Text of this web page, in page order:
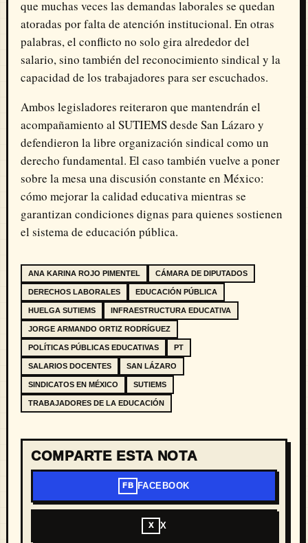
que muchas veces las demandas laborales se quedan
atoradas por falta de atención institucional. En otras
palabras, el conflicto no solo gira alrededor del
salario, sino también del reconocimiento sindical y la
capacidad de los trabajadores para ser escuchados.
Ambos legisladores reiteraron que mantendrán el
acompañamiento al SUTIEMS desde San Lázaro y
defendieron la libre organización sindical como un
derecho fundamental. El caso también vuelve a poner
sobre la mesa una discusión constante en México:
cómo mejorar la calidad educativa mientras se
garantizan condiciones dignas para quienes sostienen
el sistema de educación pública.
ANA KARINA ROJO PIMENTEL CÁMARA DE DIPUTADOS
DERECHOS LABORALES EDUCACIÓN PÚBLICA
HUELGA SUTIEMS INFRAESTRUCTURA EDUCATIVA
JORGE ARMANDO ORTIZ RODRÍGUEZ
POLÍTICAS PÚBLICAS EDUCATIVAS PT
SALARIOS DOCENTES SAN LÁZARO
SINDICATOS EN MÉXICO SUTIEMS
TRABAJADORES DE LA EDUCACIÓN
COMPARTE ESTA NOTA
FB FACEBOOK
X X